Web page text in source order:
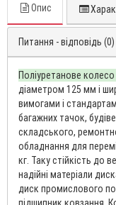
Опис
Питання - відповідь (0)
Поліуретанове
діаметром 125 мм і
вимогами і
багажних тачок,
складського,
обладнання для
кг. Таку стійкість до
надійні матеріали
диск промислового